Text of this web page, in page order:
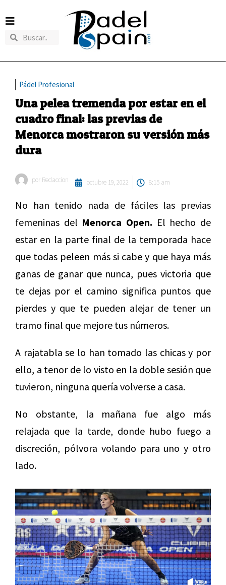
Pádel Profesional
Una pelea tremenda por estar en el
cuadro final: las previas de
Menorca mostraron su versión más
dura
por Redaccion octubre 19, 2022 8:15 am
No han tenido nada de fáciles las previas
femeninas del Menorca Open. El hecho de
estar en la parte final de la temporada hace
que todas peleen más si cabe y que haya más
ganas de ganar que nunca, pues victoria que
te dejas por el camino significa puntos que
pierdes y que te pueden alejar de tener un
tramo final que mejore tus números.
A rajatabla se lo han tomado las chicas y por
ello, a tenor de lo visto en la doble sesión que
tuvieron, ninguna quería volverse a casa.
No obstante, la mañana fue algo más
relajada que la tarde, donde hubo fuego a
discreción, pólvora volando para uno y otro
lado.